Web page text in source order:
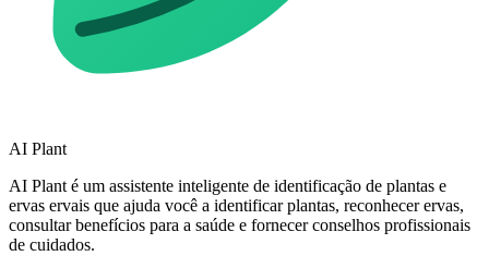
AI Plant
AI Plant é um assistente inteligente de identificação de plantas e
ervas ervais que ajuda você a identificar plantas, reconhecer ervas,
consultar benefícios para a saúde e fornecer conselhos profissionais
de cuidados.